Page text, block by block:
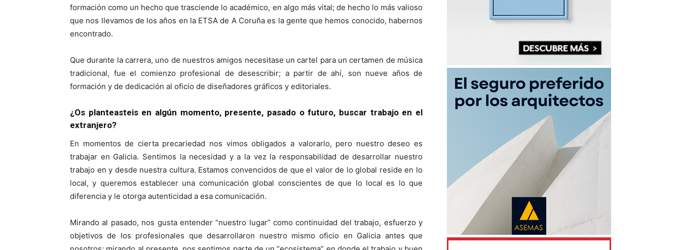
formación como un hecho que trasciende lo académico, en algo más vital; de hecho lo más valioso
que nos llevamos de los años en la ETSA de A Coruña es la gente que hemos conocido, habernos
encontrado.
Que durante la carrera, uno de nuestros amigos necesitase un cartel para un certamen de música
tradicional, fue el comienzo profesional de desescribir; a partir de ahí, son nueve años de
formación y de dedicación al oficio de diseñadores gráficos y editoriales.
¿Os planteasteis en algún momento, presente, pasado o futuro, buscar trabajo en el
extranjero?
En momentos de cierta precariedad nos vimos obligados a valorarlo, pero nuestro deseo es
trabajar en Galicia. Sentimos la necesidad y a la vez la responsabilidad de desarrollar nuestro
trabajo en y desde nuestra cultura. Estamos convencidos de que el valor de lo global reside en lo
local, y queremos establecer una comunicación global conscientes de que lo local es lo que
diferencia y le otorga autenticidad a esa comunicación.
Mirando al pasado, nos gusta entender “nuestro lugar” como continuidad del trabajo, esfuerzo y
objetivos de los profesionales que desarrollaron nuestro mismo oficio en Galicia antes que